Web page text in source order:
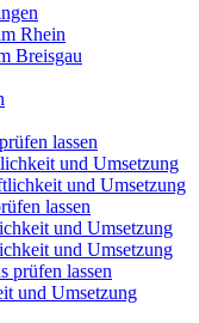
Rhein
Breisgau
lassen
und Umsetzung
und Umsetzung
lassen
und Umsetzung
und Umsetzung
prüfen lassen
und Umsetzung